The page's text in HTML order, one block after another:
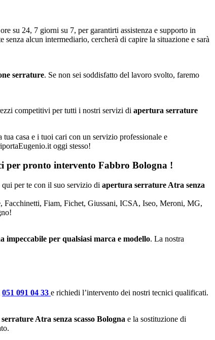
su 24, 7 giorni su 7, per garantirti assistenza e supporto in
alcun intermediario, cercherà di capire la situazione e sarà
serrature. Se non sei soddisfatto del lavoro svolto, faremo
competitivi per tutti i nostri servizi di apertura serrature
casa e i tuoi cari con un servizio professionale e
oggi stesso!
per pronto intervento Fabbro Bologna !
per te con il suo servizio di apertura serrature Atra senza
Fiam, Fichet, Giussani, ICSA, Iseo, Meroni, MG,
impeccabile per qualsiasi marca e modello. La nostra
051 091 04 33 e richiedi l’intervento dei nostri tecnici qualificati.
Atra senza scasso Bologna e la sostituzione di